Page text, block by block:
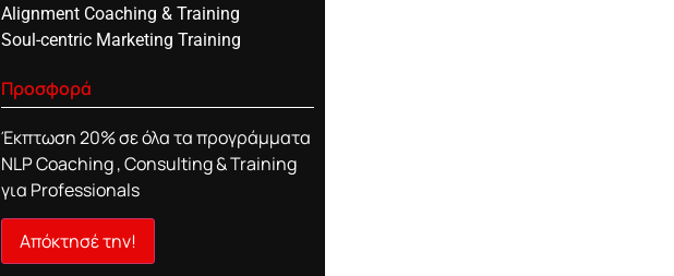
Alignment Coaching & Training
Soul-centric Marketing Training
Προσφορά
Έκπτωση 20% σε όλα τα προγράμματα
NLP Coaching , Consulting & Training
για Professionals
Απόκτησέ την!